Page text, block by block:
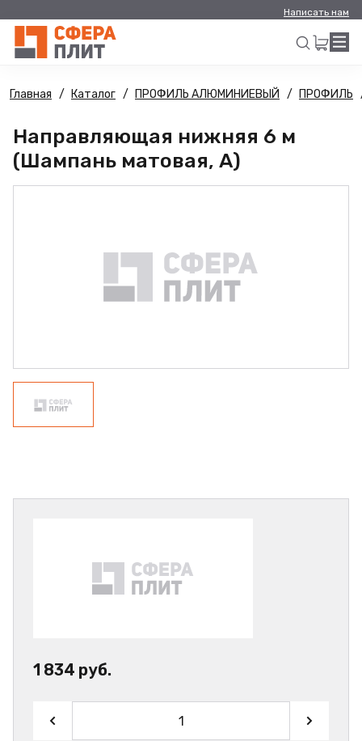
Написать нам
Искать
Главная Каталог ПРОФИЛЬ АЛЮМИНИЕВЫЙ ПРОФИЛЬ
Направляющая нижняя 6 м
(Шампань матовая, А)
1 834 руб.